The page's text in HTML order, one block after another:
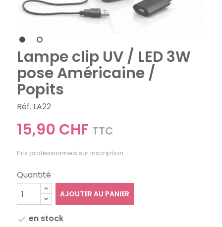
Lampe clip UV / LED 3W
pose Américaine /
Popits
Réf. LA22
15,90 CHF TTC
Prix professionnels sur inscription
Quantité
AJOUTER AU PANIER
 en stock